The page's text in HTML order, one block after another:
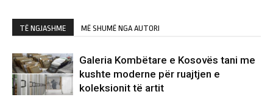
TË NGJASHME MË SHUMË NGA AUTORI
Galeria Kombëtare e Kosovës tani me
kushte moderne për ruajtjen e
koleksionit të artit